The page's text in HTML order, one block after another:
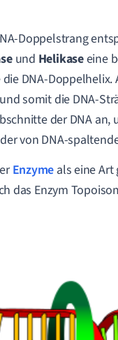
Doppelstrang
und Helikaseeine
DNA-
somit die DNA-
der DNA an,
von DNA-
Enzyme als eine
das Enzym